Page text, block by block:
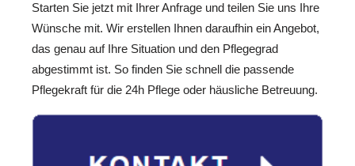
Starten Sie jetzt mit Ihrer Anfrage und teilen Sie uns Ihre
Wünsche mit. Wir erstellen Ihnen daraufhin ein Angebot,
das genau auf Ihre Situation und den Pflegegrad
abgestimmt ist. So finden Sie schnell die passende
Pflegekraft für die 24h Pflege oder häusliche Betreuung.